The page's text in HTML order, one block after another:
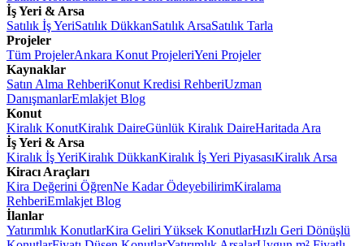
İş Yeri & Arsa
Satılık İş YeriSatılık DükkanSatılık ArsaSatılık Tarla
Projeler
Tüm ProjelerAnkara Konut ProjeleriYeni Projeler
Kaynaklar
Satın Alma RehberiKonut Kredisi RehberiUzman
DanışmanlarEmlakjet Blog
Konut
Kiralık KonutKiralık DaireGünlük Kiralık DaireHaritada Ara
İş Yeri & Arsa
Kiralık İş YeriKiralık DükkanKiralık İş Yeri PiyasasıKiralık Arsa
Kiracı Araçları
Kira Değerini ÖğrenNe Kadar ÖdeyebilirimKiralama
RehberiEmlakjet Blog
İlanlar
Yatırımlık KonutlarKira Geliri Yüksek KonutlarHızlı Geri Dönüşlü